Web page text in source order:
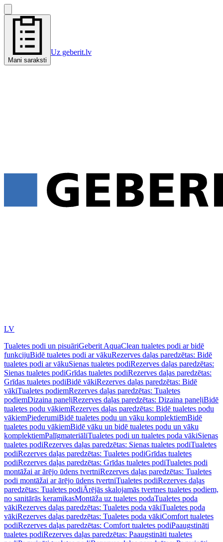
Mani saraksti
Uz geberit.lv
LV
Tualetes podi un pisuāriGeberit AquaClean tualetes podi ar bidē
funkcijuBidē tualetes podi ar vākuRezerves daļas paredzētas: Bidē
tualetes podi ar vākuSienas tualetes podiRezerves daļas paredzētas:
Sienas tualetes podiGrīdas tualetes podiRezerves daļas paredzētas:
Grīdas tualetes podiBidē vākiRezerves daļas paredzētas: Bidē
vākiTualetes podiemRezerves daļas paredzētas: Tualetes
podiemDizaina paneļiRezerves daļas paredzētas: Dizaina paneļiBidē
tualetes podu vākiemRezerves daļas paredzētas: Bidē tualetes podu
vākiemPiederumiBidē tualetes podu un vāku komplektiemBidē
tualetes podu vākiemBidē vāku un bidē tualetes podu un vāku
komplektiemPalīgmateriāliTualetes podi un tualetes poda vākiSienas
tualetes podiRezerves daļas paredzētas: Sienas tualetes podiTualetes
podiRezerves daļas paredzētas: Tualetes podiGrīdas tualetes
podiRezerves daļas paredzētas: Grīdas tualetes podiTualetes podi
montāžai ar ārējo ūdens tvertniRezerves daļas paredzētas: Tualetes
podi montāžai ar ārējo ūdens tvertniTualetes podiRezerves daļas
paredzētas: Tualetes podiĀrējās skalojamās tvertnes tualetes podiem,
no sanitārās keramikasMontāža uz tualetes podaTualetes poda
vākiRezerves daļas paredzētas: Tualetes poda vākiTualetes poda
vākiRezerves daļas paredzētas: Tualetes poda vākiComfort tualetes
podiRezerves daļas paredzētas: Comfort tualetes podiPaaugstināti
tualetes podiRezerves daļas paredzētas: Paaugstināti tualetes